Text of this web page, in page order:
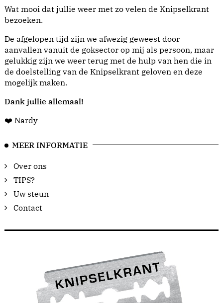
Wat mooi dat jullie weer met zo velen de Knipselkrant
bezoeken.
De afgelopen tijd zijn we afwezig geweest door
aanvallen vanuit de goksector op mij als persoon, maar
gelukkig zijn we weer terug met de hulp van hen die in
de doelstelling van de Knipselkrant geloven en deze
mogelijk maken.
Dank jullie allemaal!
❤️ Nardy
MEER INFORMATIE
Over ons
TIPS?
Uw steun
Contact